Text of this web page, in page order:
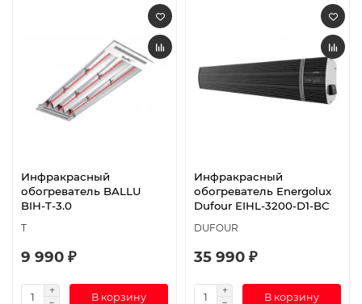
Инфракрасный
обогреватель BALLU
BIH-T-3.0
T
9 990 ₽
В корзину
Инфракрасный
обогреватель Energolux
Dufour EIHL-3200-D1-BC
DUFOUR
35 990 ₽
В корзину